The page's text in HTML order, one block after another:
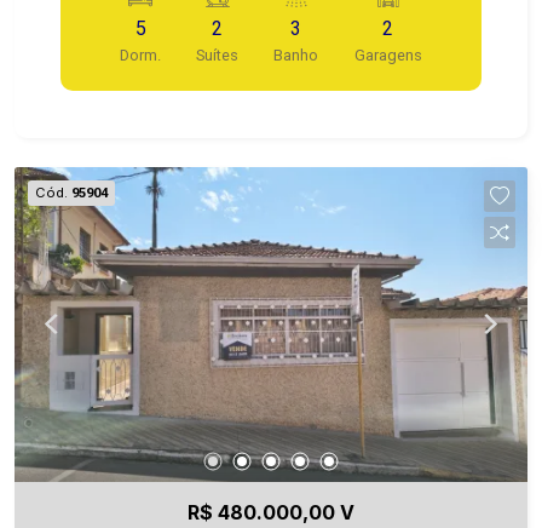
5
Dorm.
2
Suítes
3
Banho
2
Garagens
Cód. 95904
R$ 480.000,00 V